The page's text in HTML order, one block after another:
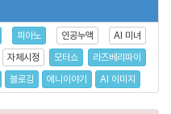
피아노 인공누액
AI 미녀
자체시정 모터쇼
라즈베리파이
블로깅 에니이야기 AI 이미지